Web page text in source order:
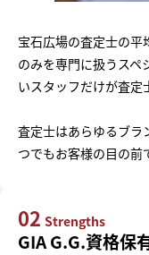
宝石広場の査定士の平
のみを専門に扱うスペ
いスタッフだけが査定
査定士はあらゆるブラ
つでもお客様の目の前
02 Strengths
GIA G.G.資格保